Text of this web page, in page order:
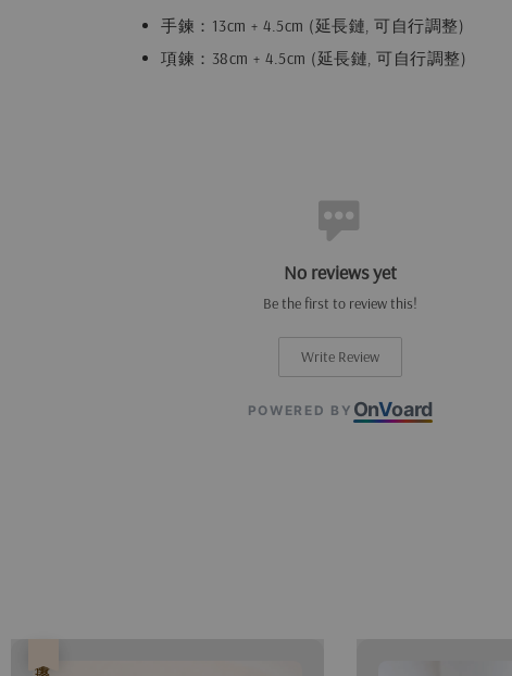
手鍊：13cm + 4.5cm (延長鏈, 可自行調整)
項鍊：38cm + 4.5cm (延長鏈, 可自行調整)
No reviews yet
Be the first to review this!
Write Review
POWERED BY OnVoard